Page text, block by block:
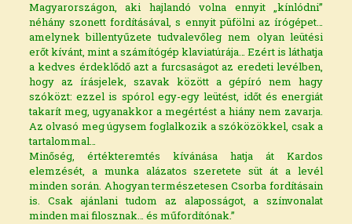
Magyarországon, aki hajlandó volna ennyit „kínlódni”
néhány szonett fordításával, s ennyit püfölni az írógépet…
amelynek billentyűzete tudvalevőleg nem olyan leütési
erőt kívánt, mint a számítógép klaviatúrája… Ezért is láthatja
a kedves érdeklődő azt a furcsaságot az eredeti levélben,
hogy az írásjelek, szavak között a gépíró nem hagy
szóközt: ezzel is spórol egy-egy leütést, időt és energiát
takarít meg, ugyanakkor a megértést a hiány nem zavarja.
Az olvasó meg úgysem foglalkozik a szóközökkel, csak a
tartalommal…
Minőség, értékteremtés kívánása hatja át Kardos
elemzését, a munka alázatos szeretete süt át a levél
minden során. Ahogyan természetesen Csorba fordításain
is. Csak ajánlani tudom az alaposságot, a színvonalat
minden mai filosznak… és műfordítónak.”